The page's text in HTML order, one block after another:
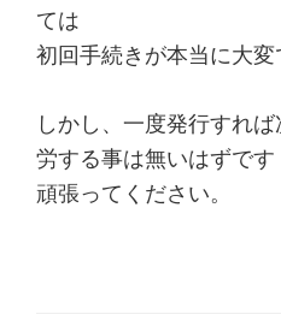
ては
初回手続きが本当に大変
しかし、一度発行すれ
労する事は無いはずです
頑張ってください。